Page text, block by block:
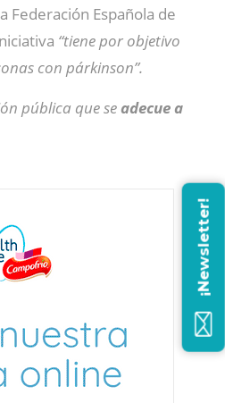
Federación Española de
“tiene por objetivo
con párkinson”.
pública que seadecue a
¡Newsletter!